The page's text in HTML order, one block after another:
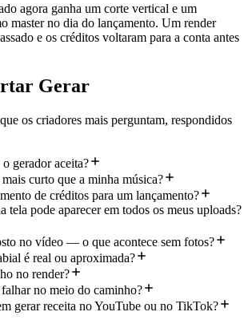
agora ganha um corte vertical e um
master no dia do lançamento. Um render
e os créditos voltaram para a conta antes
Gerar
os criadores mais perguntam, respondidos
gerador aceita?
curto que a minha música?
de créditos para um lançamento?
tela pode aparecer em todos os meus uploads?
no vídeo — o que acontece sem fotos?
é real ou aproximada?
no render?
no meio do caminho?
gerar receita no YouTube ou no TikTok?